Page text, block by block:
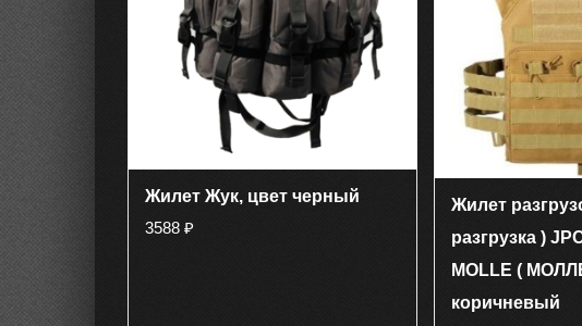
можно
выбрать
на
странице
товара.
Жилет Жук, цвет черный
3588 ₽
Жилет
разгрузка )
MOLLE (
коричневый